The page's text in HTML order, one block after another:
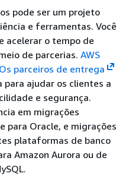
pode ser um projeto
e ferramentas. Você
acelerar o tempo de
de parcerias. AWS
parceiros de entrega
para ajudar os clientes a
e segurança.
em migrações
para Oracle, e migrações
plataformas de banco
Amazon Aurora ou de